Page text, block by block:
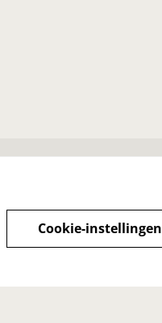
Cookie-instellingen